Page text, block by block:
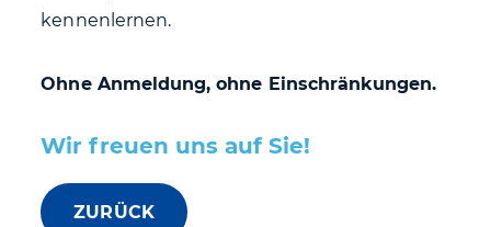
kennenlernen.
Ohne Anmeldung, ohne Einschränkungen.
Wir freuen uns auf Sie!
ZURÜCK